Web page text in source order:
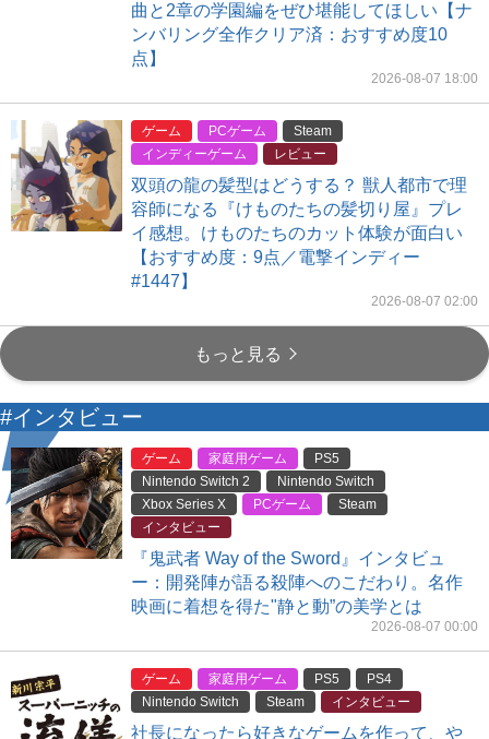
曲と2章の学園編をぜひ堪能してほしい【ナ
ンバリング全作クリア済：おすすめ度10
点】
2026-08-07 18:00
ゲーム PCゲーム
Steam
インディーゲーム
レビュー
双頭の龍の髪型はどうする？ 獣人都市で理
容師になる『けものたちの髪切り屋』プレ
イ感想。けものたちのカット体験が面白い
【おすすめ度：9点／電撃インディー
#1447】
2026-08-07 02:00
もっと見る
#インタビュー
ゲーム 家庭用ゲーム
PS5
Nintendo Switch 2
Nintendo Switch
Xbox Series X
PCゲーム
Steam
インタビュー
『鬼武者 Way of the Sword』インタビュ
ー：開発陣が語る殺陣へのこだわり。名作
映画に着想を得た"静と動”の美学とは
2026-08-07 00:00
ゲーム 家庭用ゲーム PS5
PS4
Nintendo Switch
Steam インタビュー
社長になったら好きなゲームを作って、や